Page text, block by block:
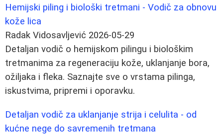
Hemijski piling i biološki tretmani - Vodič za obnovu
kože lica
Radak Vidosavljević 2026-05-29
Detaljan vodič o hemijskom pilingu i biološkim
tretmanima za regeneraciju kože, uklanjanje bora,
ožiljaka i fleka. Saznajte sve o vrstama pilinga,
iskustvima, pripremi i oporavku.
Detaljan vodič za uklanjanje strija i celulita - od
kućne nege do savremenih tretmana